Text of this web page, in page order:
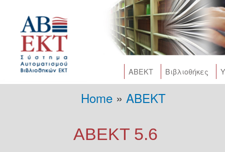
main
AΒΕΚΤ Βιβλιοθήκες
Home » AΒΕΚΤ
ΑΒΕΚΤ 5.6